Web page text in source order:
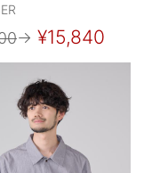
→ ¥15,840